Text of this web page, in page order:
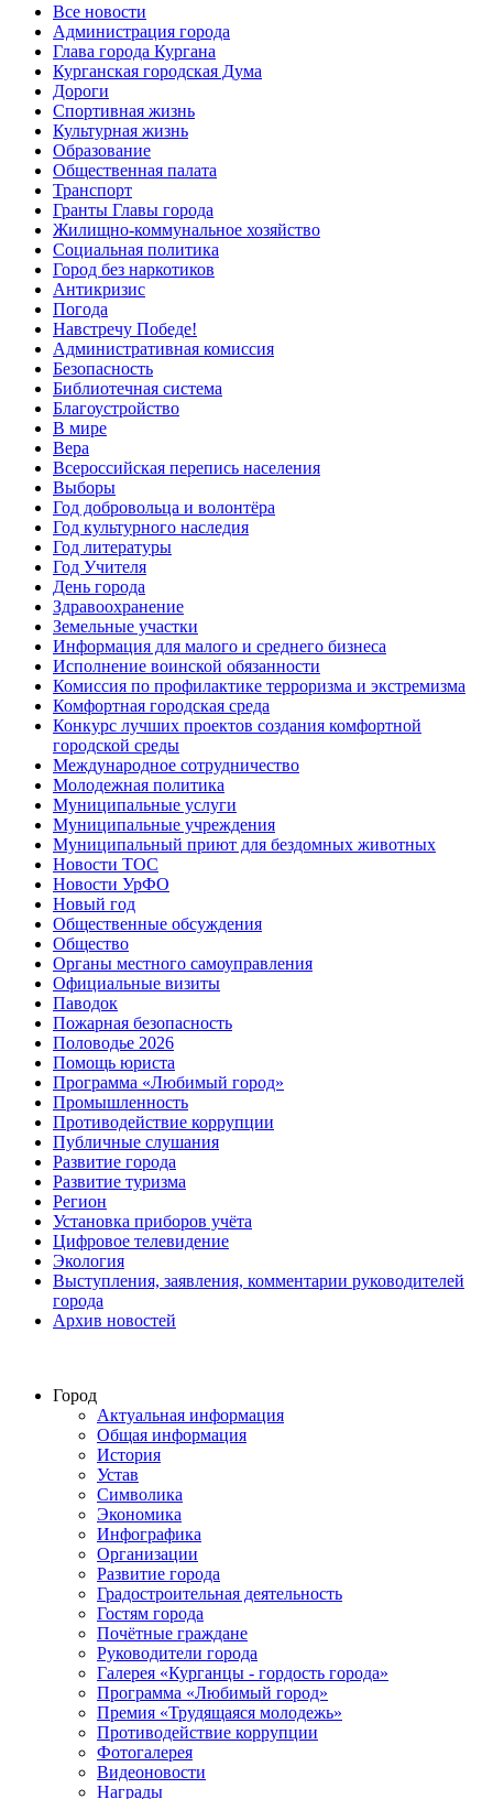
Все новости
Администрация города
Глава города Кургана
Курганская городская Дума
Дороги
Спортивная жизнь
Культурная жизнь
Образование
Общественная палата
Транспорт
Гранты Главы города
Жилищно-коммунальное хозяйство
Социальная политика
Город без наркотиков
Антикризис
Погода
Навстречу Победе!
Административная комиссия
Безопасность
Библиотечная система
Благоустройство
В мире
Вера
Всероссийская перепись населения
Выборы
Год добровольца и волонтёра
Год культурного наследия
Год литературы
Год Учителя
День города
Здравоохранение
Земельные участки
Информация для малого и среднего бизнеса
Исполнение воинской обязанности
Комиссия по профилактике терроризма и экстремизма
Комфортная городская среда
Конкурс лучших проектов создания комфортной
городской среды
Международное сотрудничество
Молодежная политика
Муниципальные услуги
Муниципальные учреждения
Муниципальный приют для бездомных животных
Новости ТОС
Новости УрФО
Новый год
Общественные обсуждения
Общество
Органы местного самоуправления
Официальные визиты
Паводок
Пожарная безопасность
Половодье 2026
Помощь юриста
Программа «Любимый город»
Промышленность
Противодействие коррупции
Публичные слушания
Развитие города
Развитие туризма
Регион
Установка приборов учёта
Цифровое телевидение
Экология
Выступления, заявления, комментарии руководителей
города
Архив новостей
Город
Актуальная информация
Общая информация
История
Устав
Символика
Экономика
Инфографика
Организации
Развитие города
Градостроительная деятельность
Гостям города
Почётные граждане
Руководители города
Галерея «Курганцы - гордость города»
Программа «Любимый город»
Премия «Трудящаяся молодежь»
Противодействие коррупции
Фотогалерея
Видеоновости
Награды